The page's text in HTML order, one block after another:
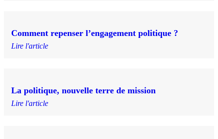
Comment repenser l’engagement politique ?
Lire l'article
La politique, nouvelle terre de mission
Lire l'article